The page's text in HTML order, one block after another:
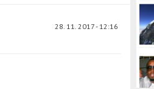
28. 11. 2017 - 12:16